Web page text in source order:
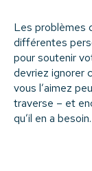
Les problèmes
différentes
pour soutenir
devriez ignorer
vous l’aimez
traverse – et
qu’il en a besoin.